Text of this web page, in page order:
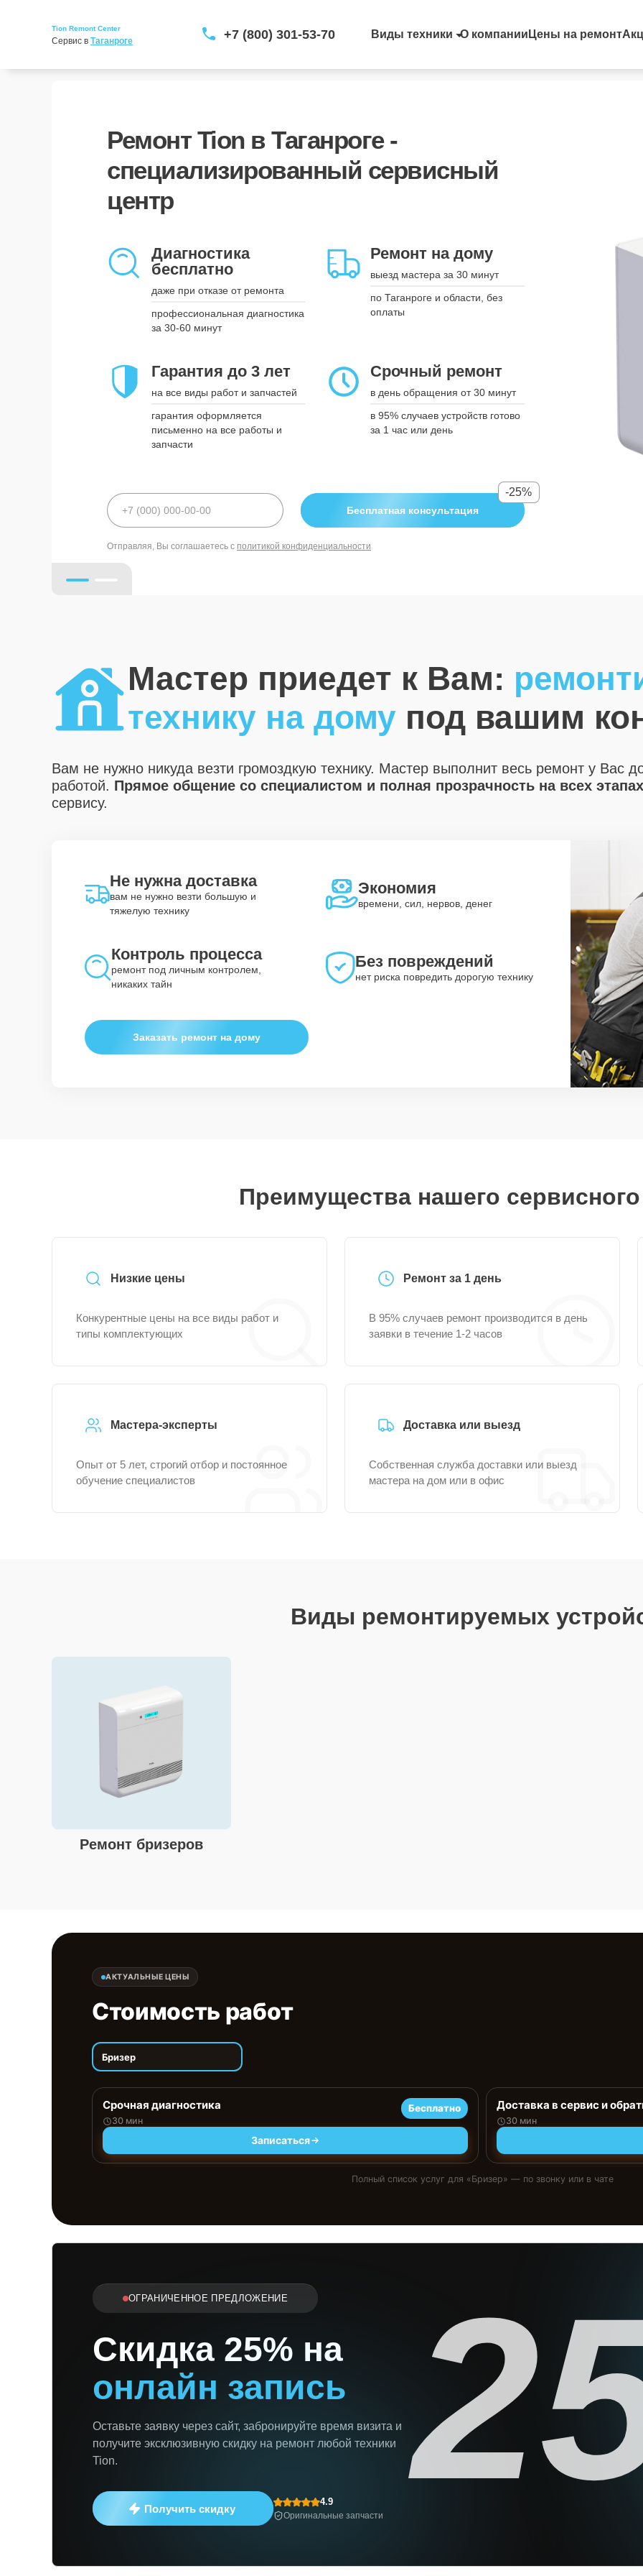
Tion Remont Center
Сервис в Таганроге +7 (800) 301-53-70 Виды техники О компании Цены на ремонт
Ремонт Tion в Таганроге -
специализированный сервисный
центр
Диагностика
бесплатно
даже при отказе от ремонта
профессиональная диагностика
за 30-60 минут
Ремонт на дому
выезд мастера за 30 минут
по Таганроге и области, без
оплаты
Гарантия до 3 лет
на все виды работ и запчастей
гарантия оформляется
письменно на все работы и
запчасти
Срочный ремонт
в день обращения от 30 минут
в 95% случаев устройств готово
за 1 час или день
Бесплатная консультация
-25%
Отправляя, Вы соглашаетесь с политикой конфиденциальности
наши курьеры приедут в удобное
устройство обратно, когда оно
будет готово
вы выбираете - мы
подстраиваемся
укажите дату, время и модель
устройства, а мы свяжемся для
Гарантия до 3 лет
на все виды работ и запчастей
гарантия оформляется письменно
на все работы и запчасти
Срочный ремонт
в день обращения от 30 минут
в 95% случаев устройств готово за
1 час или день
Бесплатная консультация
политикой конфиденциальности
Мастер приедет к Вам:
технику на дому под вашим
Вам не нужно никуда везти громоздкую технику. Мастер выполнит весь ремонт у Вас
работой. Прямое общение со специалистом и полная прозрачность на всех этапах
сервису.
Не нужна доставка
вам не нужно везти большую и
тяжелую технику
Экономия
времени, сил, нервов, денег
Контроль процесса
ремонт под личным контролем,
никаких тайн
Без повреждений
нет риска повредить дорогую технику
Заказать ремонт на дому
Преимущества нашего
Низкие цены
Конкурентные цены на все виды работ и
типы комплектующих
Ремонт за 1 день
В 95% случаев ремонт производится в день
заявки в течение 1-2 часов
Мастера-эксперты
Опыт от 5 лет, строгий отбор и постоянное
обучение специалистов
Доставка или выезд
Собственная служба доставки или выезд
мастера на дом или в офис
Виды ремонтируемых
Ремонт бризеров
АКТУАЛЬНЫЕ ЦЕНЫ
Стоимость работ
Бризер
Срочная диагностика
30 мин
Бесплатно
Записаться
Доставка в сервис и
30 мин
Полный список услуг для «Бризер» — по звонку или в чате
ОГРАНИЧЕННОЕ ПРЕДЛОЖЕНИЕ
Скидка 25% на
онлайн запись
Оставьте заявку через сайт, забронируйте время визита и
получите эксклюзивную скидку на ремонт любой техники
Tion.
Получить скидку
4.9
Оригинальные запчасти